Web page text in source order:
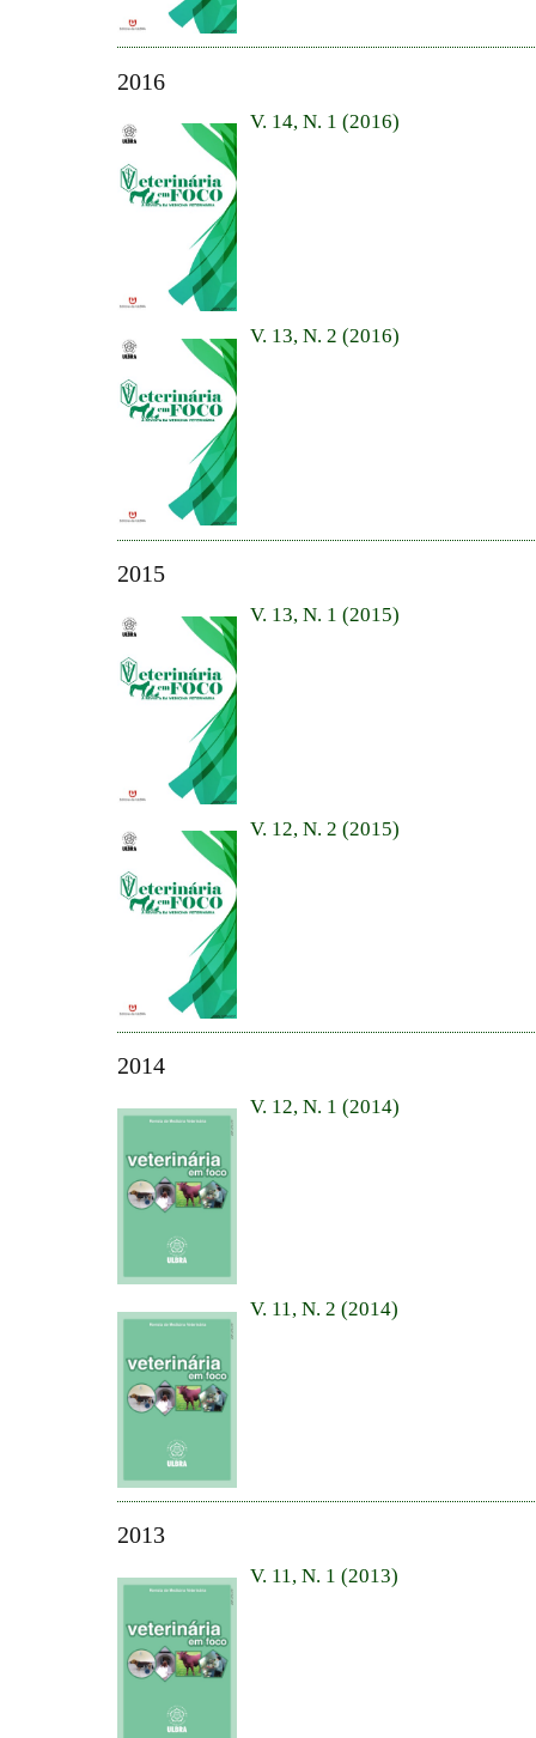
2016
V. 14, N. 1 (2016)
V. 13, N. 2 (2016)
2015
V. 13, N. 1 (2015)
V. 12, N. 2 (2015)
2014
V. 12, N. 1 (2014)
V. 11, N. 2 (2014)
2013
V. 11, N. 1 (2013)